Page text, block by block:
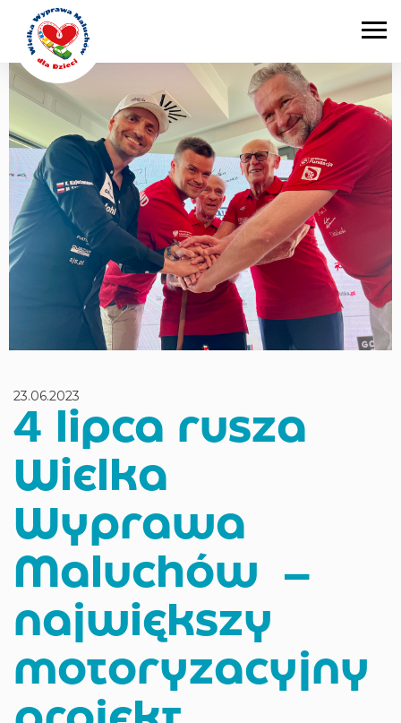
Main Navigation
23.06.2023
4 lipca rusza
Wielka
Wyprawa
Maluchów –
największy
motoryzacyjny